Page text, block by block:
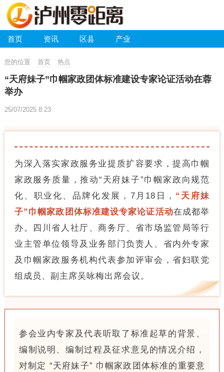
首页 资讯 区县 产业
您的位置 首页 热点
“天府妹子”巾帼家政团体标准建设专家论证活动在蓉
举办
25/07/2025 8:23
为深入落实家政服务业提质扩容要求，提高巾帼
家政服务质量，推动“天府妹子”巾帼家政向规范
化、职业化、品牌化发展，7月18日， “天府妹
子”巾帼家政团体标准建设专家论证活动在成都举
办。 四川省人社厅、商务厅、省市场监管局等行
业主管单位领导及业务部门负责人、省内外专家
及巾帼家政服务机构代表参加评审会，省妇联党
组成员、副主席吴咏梅出席会议。
参会业内专家及代表听取了标准起草的背景、
编制说明、编制过程及征求意见的情况介绍，
对制定 “天府妹子” 巾帼家政团体标准的重要意